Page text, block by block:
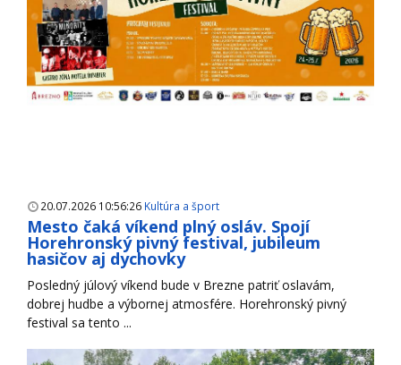
20.07.2026 10:56:26 Kultúra a šport
Mesto čaká víkend plný osláv. Spojí
Horehronský pivný festival, jubileum
hasičov aj dychovky
Posledný júlový víkend bude v Brezne patriť oslavám,
dobrej hudbe a výbornej atmosfére. Horehronský pivný
festival sa tento ...